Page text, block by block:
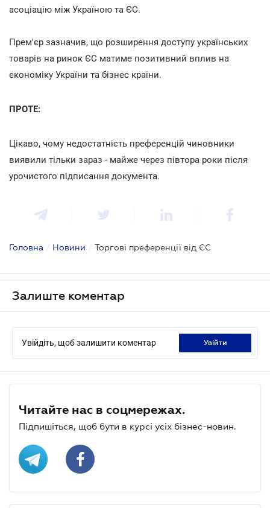
асоціацію між Україною та ЄС.
Прем'єр зазначив, що розширення доступу українських
товарів на ринок ЄС матиме позитивний вплив на
економіку України та бізнес країни.
ПРОТЕ:
Цікаво, чому недостатність преференцій чиновники
виявили тільки зараз - майже через півтора роки після
урочистого підписання документа.
Головна / Новини / Торгові преференції від ЄС
Залиште коментар
Увійдіть, щоб залишити коментар увійти
Читайте нас в соцмережах.
Підпишіться, щоб бути в курсі усіх бізнес-новин.